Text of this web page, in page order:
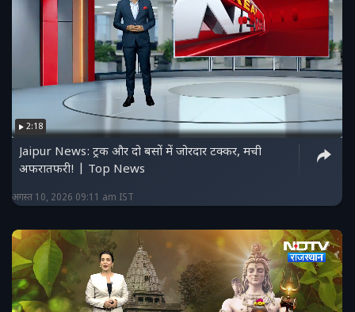
2:18
Jaipur News: ट्रक और दो बसों में जोरदार टक्कर, मची
अफरातफरी! | Top News
अगस्त 10, 2026 09:11 am IST